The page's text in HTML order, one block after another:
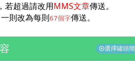
，若超過請改用MMS文章傳送。
一則改為每則67個字傳送。
add_circle選擇罐頭